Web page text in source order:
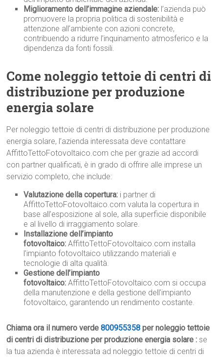
Miglioramento dell’immagine aziendale: l’azienda può
promuovere la propria politica di sostenibilità e
attenzione all’ambiente con azioni concrete,
contribuendo a ridurre l’inquinamento atmosferico e la
dipendenza da fonti fossili.
Come noleggio tettoie di centri di
distribuzione per produzione
energia solare
Per noleggio tettoie di centri di distribuzione per produzione
energia solare, l’azienda interessata deve contattare
AffittoTettoFotovoltaico.com che per grazie ad accordi
con partner qualificati, è in grado di offrire alle imprese un
servizio completo, che include:
Valutazione della copertura: i partner di
AffittoTettoFotovoltaico.com valuta la copertura in
base all’esposizione al sole, alla superficie disponibile
e al livello di irraggiamento solare.
Installazione dell’impianto
fotovoltaico: AffittoTettoFotovoltaico.com installa
l’impianto fotovoltaico utilizzando materiali e
tecnologie di alta qualità.
Gestione dell’impianto
fotovoltaico: AffittoTettoFotovoltaico.com si occupa
della manutenzione e della gestione dell’impianto
fotovoltaico, garantendo un rendimento costante.
Chiama ora il numero verde800955358 per noleggio tettoie
di centri di distribuzione per produzione energia solare : se
la tua azienda è interessata ad noleggio tettoie di centri di